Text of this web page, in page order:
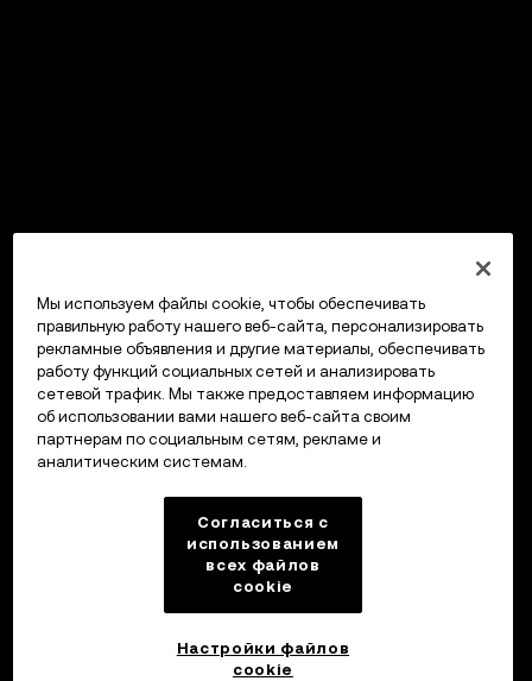
Мы используем файлы cookie, чтобы обеспечивать
правильную работу нашего веб-сайта, персонализировать
рекламные объявления и другие материалы, обеспечивать
работу функций социальных сетей и анализировать
сетевой трафик. Мы также предоставляем информацию
об использовании вами нашего веб-сайта своим
партнерам по социальным сетям, рекламе и
аналитическим системам.
Согласиться с
использованием
всех файлов
cookie
Настройки файлов
cookie